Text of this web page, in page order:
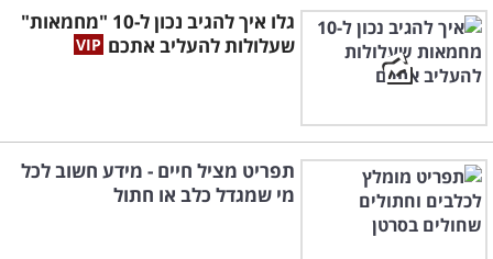
גלו איך להגיב נכון ל-10 "מחמאות"
שעלולות להעליב אתכם
תפריט מציל חיים - מידע חשוב לכל
מי שמגדל כלב או חתול